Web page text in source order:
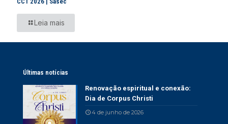
Leia mais
Últimas notícias
Renovação espiritual e conexão:
Dia de Corpus Christi
4 de junho de 2026